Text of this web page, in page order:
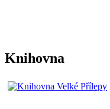
Knihovna